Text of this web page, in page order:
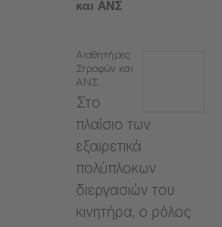
και ΑΝΣ
Αισθητήρες
Στροφών και
ΑΝΣ
Στο
πλαίσιο των
εξαιρετικά
πολύπλοκων
διεργασιών του
κινητήρα, ο ρόλος